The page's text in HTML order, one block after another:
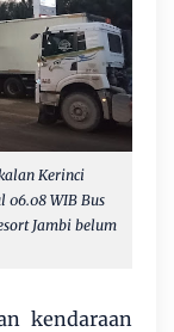
Kerinci
06.08 WIB Bus
Jambi belum
kendaraan